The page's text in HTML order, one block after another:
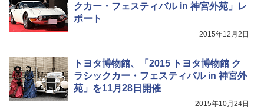
クカー・フェスティバル in 神宮外苑」レ
ポート
2015年12月2日
トヨタ博物館、「2015 トヨタ博物館 ク
ラシックカー・フェスティバル in 神宮外
苑」を11月28日開催
2015年10月24日